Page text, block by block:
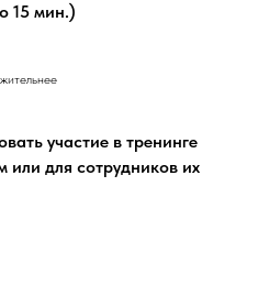
15 мин.)
участие в тренинге
для сотрудников их